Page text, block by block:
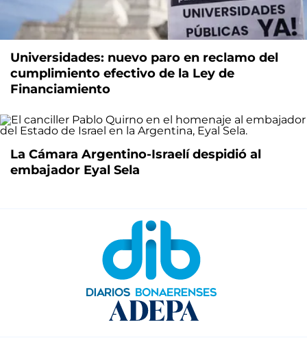
Universidades: nuevo paro en reclamo del
cumplimiento efectivo de la Ley de
Financiamiento
La Cámara Argentino-Israelí despidió al
embajador Eyal Sela